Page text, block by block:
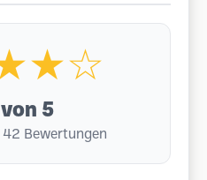
von 5
Bewertungen